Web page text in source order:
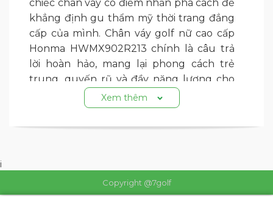
chiếc chân váy có điểm nhấn phá cách để
khẳng định gu thẩm mỹ thời trang đẳng
cấp của mình. Chân váy golf nữ cao cấp
Honma HWMX902R213 chính là câu trả
lời hoàn hảo, mang lại phong cách trẻ
trung, quyến rũ và đầy năng lượng cho
phái đẹp trên mỗi hố golf.
Với bộ đôi phối màu cực kỳ Tây và sang
đây chắc chắn là item thu hút mọi ánh
nhìn mỗi khi bạn bước lên Tee-box.
Xem thêm
i
Copyright @7golf